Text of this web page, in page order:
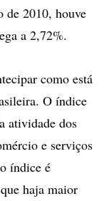
de 2010, houve
a 2,72%.
como está
O índice
atividade dos
e serviços
índice é
haja maior